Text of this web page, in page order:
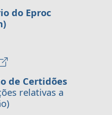
do Eproc
de Certidões
relativas a